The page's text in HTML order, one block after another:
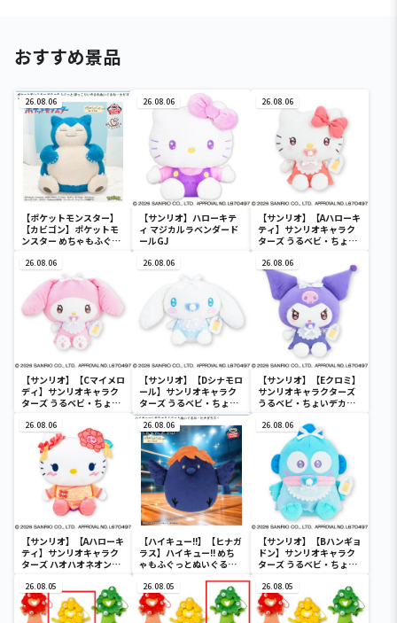
おすすめ景品
26.08.06
【ポケットモンスター】
【カビゴン】ポケットモ
ンスター めちゃもふぐっ
ぐるみ～カビゴン～
26.08.06
【サンリオ】ハローキテ
ィ マジカルラベンダード
ールGJ
26.08.06
【サンリオ】【Aハローキ
ティ】サンリオキャラク
ターズ うるベビ・ちょい
26.08.06
【サンリオ】【Cマイメロ
ディ】サンリオキャラク
ターズ うるベビ・ちょい
26.08.06
【サンリオ】【Dシナモロ
ール】サンリオキャラク
ターズ うるベビ・ちょい
デカドール
26.08.06
【サンリオ】【Eクロミ】
サンリオキャラクターズ
うるベビ・ちょいデカド
26.08.06
【サンリオ】【Aハローキ
ティ】サンリオキャラク
ターズ ハオハオネオンタ
26.08.06
【ハイキュー!!】【ヒナガ
ラス】ハイキュー!! めち
ゃもふぐっとぬいぐるみ
26.08.06
【サンリオ】【Bハンギョ
ドン】サンリオキャラク
ターズ うるベビ・ちょい
26.08.05 26.08.05 26.08.05